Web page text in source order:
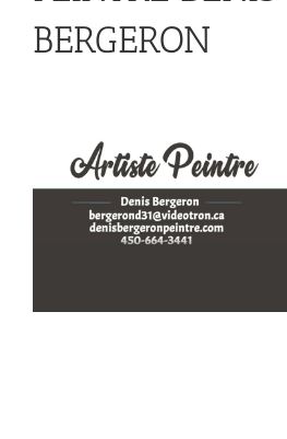
BERGERON